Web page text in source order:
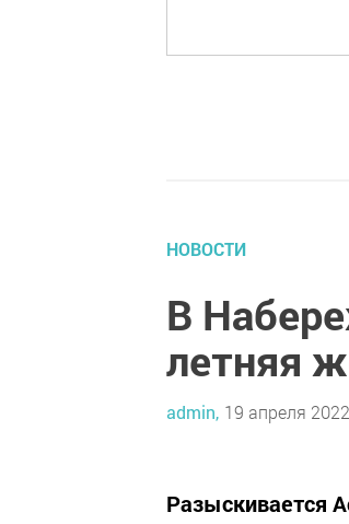
НОВОСТИ
В
летняя
admin, 19 апреля
Разыскивается